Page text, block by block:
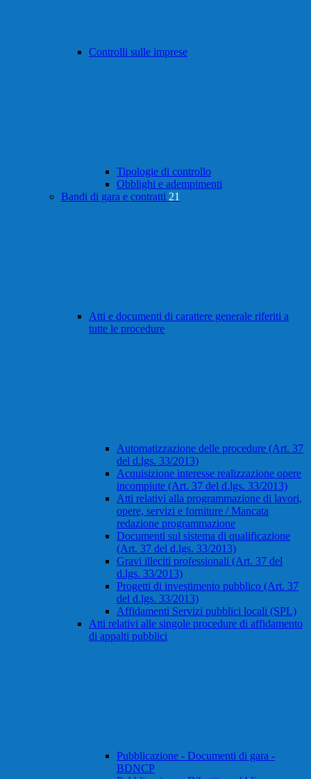
Controlli sulle imprese
Tipologie di controllo
Obblighi e adempimenti
Bandi di gara e contratti 21
Atti e documenti di carattere generale riferiti a
tutte le procedure
Automatizzazione delle procedure (Art. 37
del d.lgs. 33/2013)
Acquisizione interesse realizzazione opere
incompiute (Art. 37 del d.lgs. 33/2013)
Atti relativi alla programmazione di lavori,
opere, servizi e forniture / Mancata
redazione programmazione
Documenti sul sistema di qualificazione
(Art. 37 del d.lgs. 33/2013)
Gravi illeciti professionali (Art. 37 del
d.lgs. 33/2013)
Progetti di investimento pubblico (Art. 37
del d.lgs. 33/2013)
Affidamenti Servizi pubblici locali (SPL)
Atti relativi alle singole procedure di affidamento
di appalti pubblici
Pubblicazione - Documenti di gara -
BDNCP